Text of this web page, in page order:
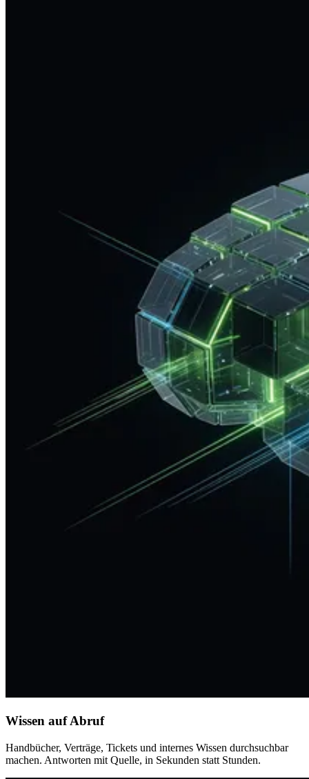
Wissen auf Abruf
Handbücher, Verträge, Tickets und internes Wissen durchsuchbar
machen. Antworten mit Quelle, in Sekunden statt Stunden.